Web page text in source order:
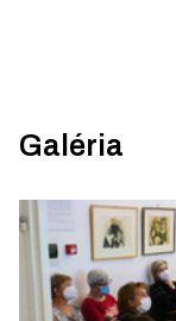
Galéria